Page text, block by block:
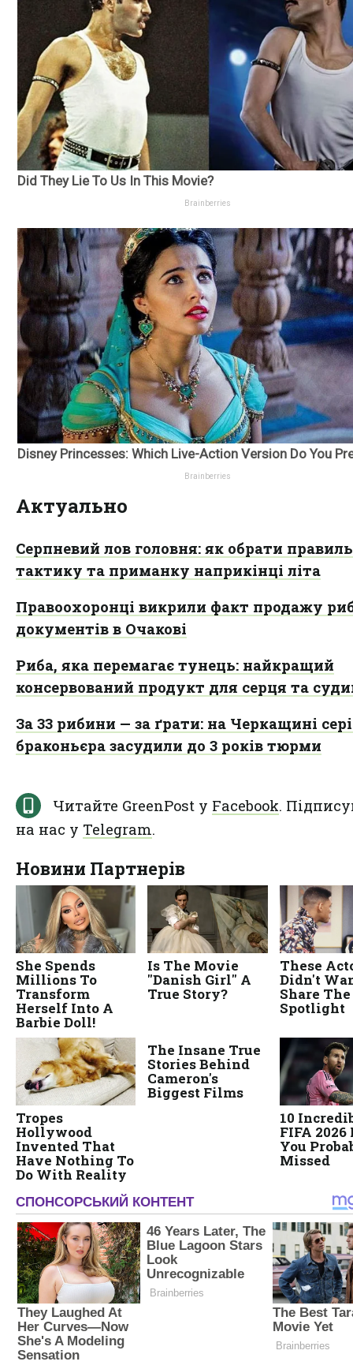
Актуально
Серпневий лов головня: як обрати
тактику та приманку наприкінці літа
Правоохоронці викрили факт продажу
документів в Очакові
Риба, яка перемагає тунець: найкращий
консервований продукт для серця та
За 33 рибини — за ґрати: на Черкащині
браконьєра засудили до 3 років тюрми
Читайте GreenPost у Facebook.
на нас у Telegram.